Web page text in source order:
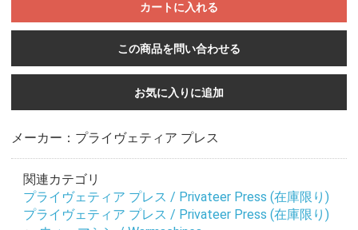
カートに入れる
この商品を問い合わせる
お気に入りに追加
メーカー：プライヴェティア プレス
関連カテゴリ
プライヴェティア プレス / Privateer Press (在庫限り)
プライヴェティア プレス / Privateer Press (在庫限り)